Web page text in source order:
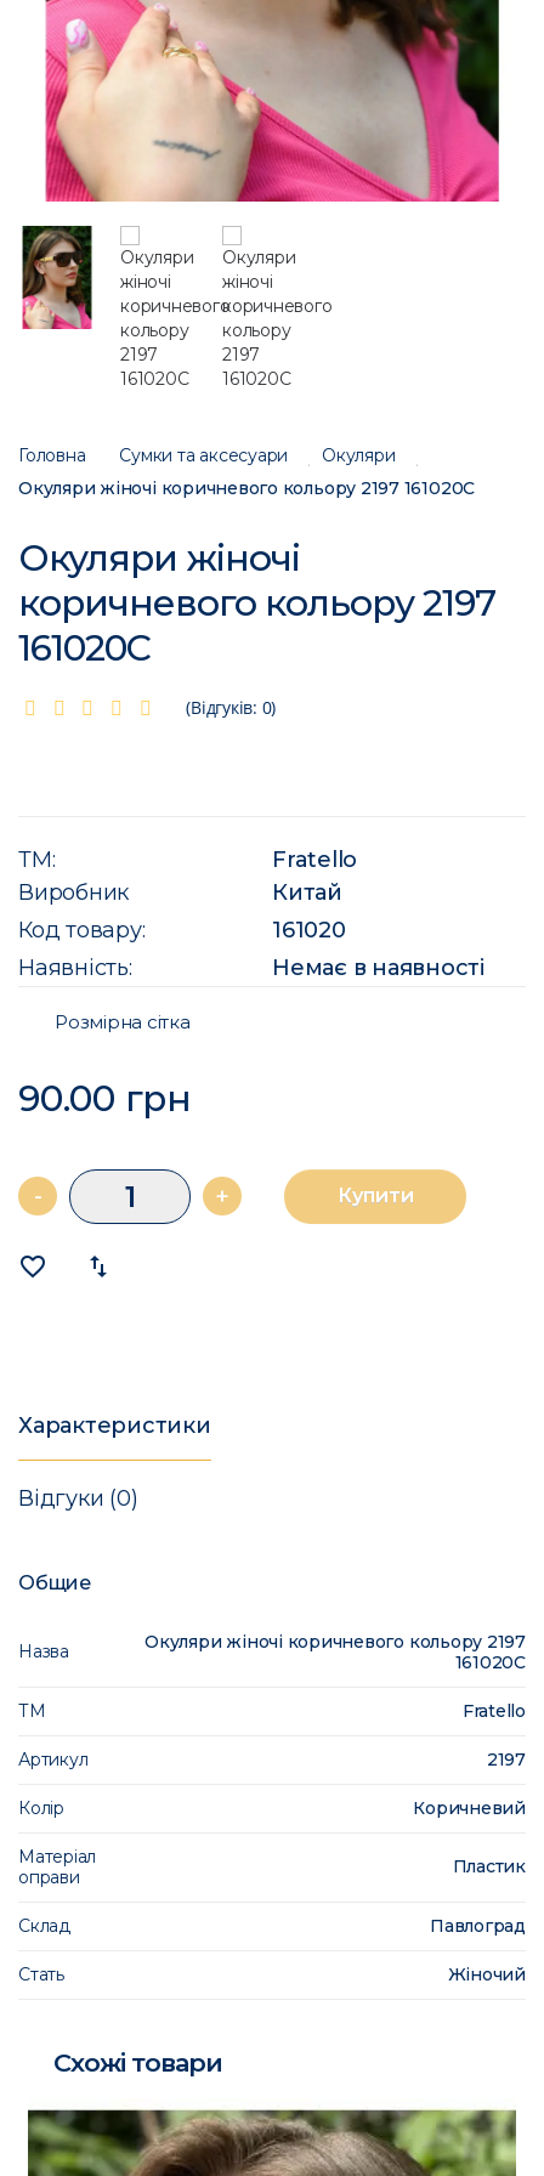
Головна Сумки та аксесуари
Окуляри
Окуляри жіночі коричневого кольору 2197 161020C
Окуляри жіночі
коричневого кольору 2197
161020C
(Відгуків: 0)
ТМ:
Fratello
Виробник
Китай
Код товару:
161020
Наявність:
Немає в наявності
Розмірна сітка
90.00 грн
- + Купити
favorite_border import_export
Характеристики
Відгуки (0)
Общие
Назва
Окуляри жіночі коричневого кольору 2197
161020C
ТМ Fratello
Артикул 2197
Колір Коричневий
Матеріал
оправи
Пластик
Склад Павлоград
Стать Жіночий
Схожі товари